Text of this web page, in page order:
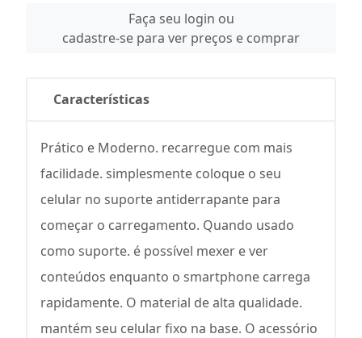
Faça seu login ou
cadastre-se para ver preços e comprar
Características
Prático e Moderno. recarregue com mais
facilidade. simplesmente coloque o seu
celular no suporte antiderrapante para
começar o carregamento. Quando usado
como suporte. é possível mexer e ver
conteúdos enquanto o smartphone carrega
rapidamente. O material de alta qualidade.
mantém seu celular fixo na base. O acessório